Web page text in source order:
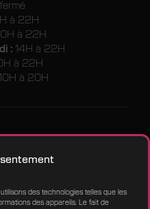
des technologies telles que les
des appareils. Le fait de
fermé
à 22H
à 22H
: 14H à 22H
à 22H
à 20H